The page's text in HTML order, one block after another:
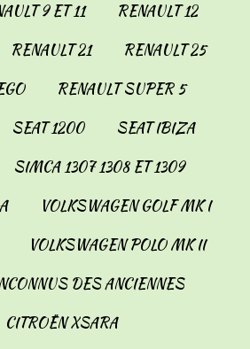
9 ET 11
RENAULT 12
RENAULT 21
RENAULT 25
RENAULT SUPER 5
SEAT 1200
SEAT IBIZA
SIMCA 1307 1308 ET 1309
VOLKSWAGEN GOLF MK I
VOLKSWAGEN POLO MK II
DES ANCIENNES
CITROËN XSARA